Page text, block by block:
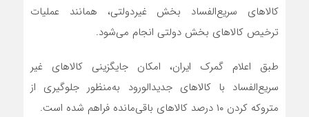
کالاهای سریع‌الفساد بخش غیردولتی، همانند عملیات
ترخیص کالاهای بخش دولتی انجام می‌شود.
طبق اعلام گمرک ایران، امکان جایگزینی کالاهای غیر
سریع‌الفساد با کالاهای جدیدالورود به‌منظور جلوگیری از
متروکه کردن ۱۰ درصد کالاهای باقی‌مانده فراهم شده است.